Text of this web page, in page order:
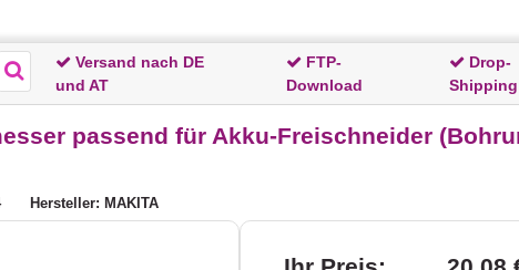
Versand nach DE
und AT
FTP-
Download
Drop-
Shipping
passend für Akku-Freischneider
Hersteller: MAKITA